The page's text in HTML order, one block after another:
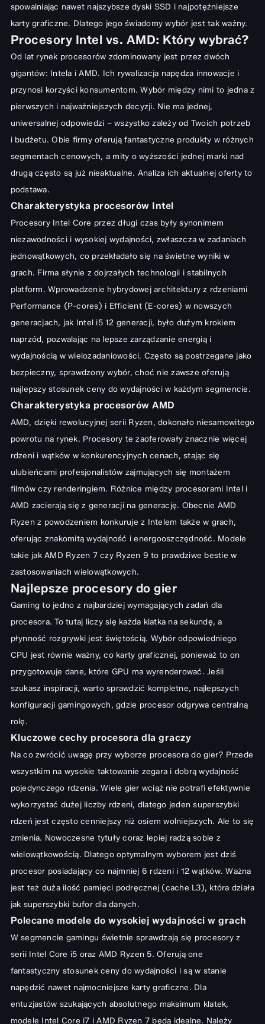
Jak dobrać procesor do budżetu?
Procesory do 1000 zł: Dobre i tanie rozwiązania
Czym kierować się przy wyborze procesora?
Liczba rdzeni, wątków i taktowanie
Pamięć podręczna i zintegrowana grafika
Kompatybilność z płytą główną
spowalniając nawet najszybsze dyski SSD i najpotężniejsze
karty graficzne. Dlatego jego świadomy wybór jest tak ważny.
Procesory Intel vs. AMD: Który wybrać?
Od lat rynek procesorów zdominowany jest przez dwóch
gigantów: Intela i AMD. Ich rywalizacja napędza innowacje i
przynosi korzyści konsumentom. Wybór między nimi to jedna z
pierwszych i najważniejszych decyzji. Nie ma jednej,
uniwersalnej odpowiedzi – wszystko zależy od Twoich potrzeb
i budżetu. Obie firmy oferują fantastyczne produkty w różnych
segmentach cenowych, a mity o wyższości jednej marki nad
drugą często są już nieaktualne. Analiza ich aktualnej oferty to
podstawa.
Charakterystyka procesorów Intel
Procesory Intel Core przez długi czas były synonimem
niezawodności i wysokiej wydajności, zwłaszcza w zadaniach
jednowątkowych, co przekładało się na świetne wyniki w
grach. Firma słynie z dojrzałych technologii i stabilnych
platform. Wprowadzenie hybrydowej architektury z rdzeniami
Performance (P-cores) i Efficient (E-cores) w nowszych
generacjach, jak Intel i5 12 generacji, było dużym krokiem
naprzód, pozwalając na lepsze zarządzanie energią i
wydajnością w wielozadaniowości. Często są postrzegane jako
bezpieczny, sprawdzony wybór, choć nie zawsze oferują
najlepszy stosunek ceny do wydajności w każdym segmencie.
Charakterystyka procesorów AMD
AMD, dzięki rewolucyjnej serii Ryzen, dokonało niesamowitego
powrotu na rynek. Procesory te zaoferowały znacznie więcej
rdzeni i wątków w konkurencyjnych cenach, stając się
ulubieńcami profesjonalistów zajmujących się montażem
filmów czy renderingiem. Różnice między procesorami Intel i
AMD zacierają się z generacji na generację. Obecnie AMD
Ryzen z powodzeniem konkuruje z Intelem także w grach,
oferując znakomitą wydajność i energooszczędność. Modele
takie jak AMD Ryzen 7 czy Ryzen 9 to prawdziwe bestie w
zastosowaniach wielowątkowych.
Najlepsze procesory do gier
Gaming to jedno z najbardziej wymagających zadań dla
procesora. To tutaj liczy się każda klatka na sekundę, a
płynność rozgrywki jest świętością. Wybór odpowiedniego
CPU jest równie ważny, co karty graficznej, ponieważ to on
przygotowuje dane, które GPU ma wyrenderować. Jeśli
szukasz inspiracji, warto sprawdzić kompletne, najlepszych
konfiguracji gamingowych, gdzie procesor odgrywa centralną
rolę.
Kluczowe cechy procesora dla graczy
Na co zwrócić uwagę przy wyborze procesora do gier? Przede
wszystkim na wysokie taktowanie zegara i dobrą wydajność
pojedynczego rdzenia. Wiele gier wciąż nie potrafi efektywnie
wykorzystać dużej liczby rdzeni, dlatego jeden superszybki
rdzeń jest często cenniejszy niż osiem wolniejszych. Ale to się
zmienia. Nowoczesne tytuły coraz lepiej radzą sobie z
wielowątkowością. Dlatego optymalnym wyborem jest dziś
procesor posiadający co najmniej 6 rdzeni i 12 wątków. Ważna
jest też duża ilość pamięci podręcznej (cache L3), która działa
jak superszybki bufor dla danych.
Polecane modele do wysokiej wydajności w grach
W segmencie gamingu świetnie sprawdzają się procesory z
serii Intel Core i5 oraz AMD Ryzen 5. Oferują one
fantastyczny stosunek ceny do wydajności i są w stanie
napędzić nawet najmocniejsze karty graficzne. Dla
entuzjastów szukających absolutnego maksimum klatek,
modele Intel Core i7 i AMD Ryzen 7 będą idealne. Należy